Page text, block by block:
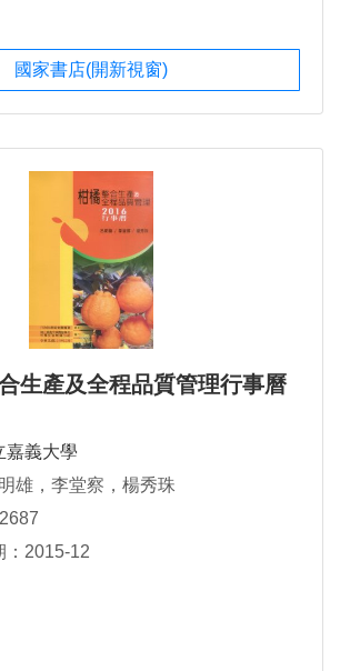
國家書店(開新視窗)
生產及全程品質管理行事曆
嘉義大學
雄，李堂察，楊秀珠
：2015-12